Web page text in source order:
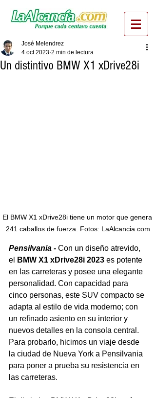
Un distintivo BMW X1 xDrive28i
José Melendrez
4 oct 2023 2 min de lectura
El BMW X1 xDrive28i tiene un motor que genera
241 caballos de fuerza. Fotos: LaAlcancia.com
Pensilvania - Con un diseño atrevido,
el
BMW X1 xDrive28i 2023 es potente
en las carreteras y posee una elegante
personalidad. Con capacidad para
cinco personas, este SUV compacto se
adapta al estilo de vida moderno; con
un refinado asiento en su interior y
nuevos detalles en la consola central.
Para probarlo, hicimos un viaje desde
la ciudad de Nueva York a Pensilvania
para poner a prueba su resistencia en
las carreteras.